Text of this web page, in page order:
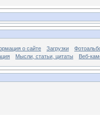
о сайте Загрузки
Мысли, статьи, цитаты Веб-